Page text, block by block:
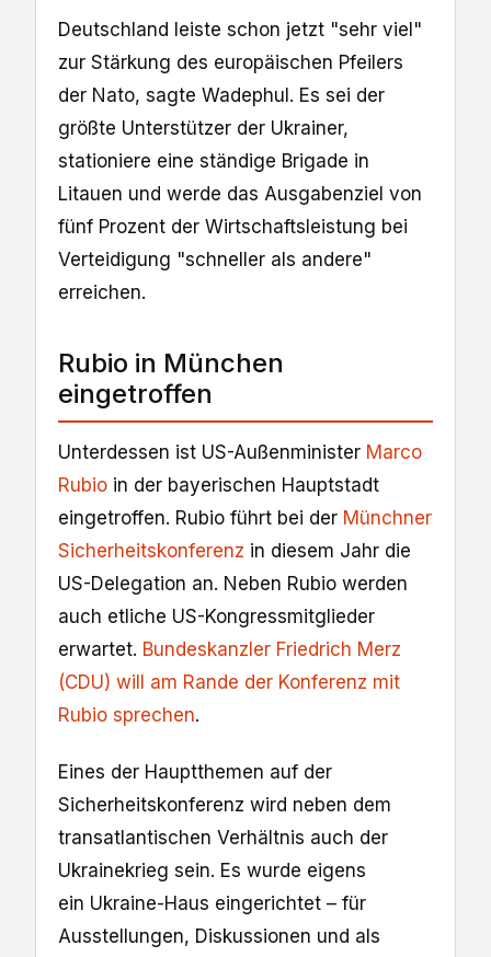
Deutschland leiste schon jetzt "sehr viel"
zur Stärkung des europäischen Pfeilers
der Nato, sagte Wadephul. Es sei der
größte Unterstützer der Ukrainer,
stationiere eine ständige Brigade in
Litauen und werde das Ausgabenziel von
fünf Prozent der Wirtschaftsleistung bei
Verteidigung "schneller als andere"
erreichen.
Rubio in München
eingetroffen
Unterdessen ist US-Außenminister Marco
Rubio in der bayerischen Hauptstadt
eingetroffen. Rubio führt bei der Münchner
Sicherheitskonferenz in diesem Jahr die
US-Delegation an. Neben Rubio werden
auch etliche US-Kongressmitglieder
erwartet. Bundeskanzler Friedrich Merz
(CDU) will am Rande der Konferenz mit
Rubio sprechen.
Eines der Hauptthemen auf der
Sicherheitskonferenz wird neben dem
transatlantischen Verhältnis auch der
Ukrainekrieg sein. Es wurde eigens
ein Ukraine-Haus eingerichtet – für
Ausstellungen, Diskussionen und als